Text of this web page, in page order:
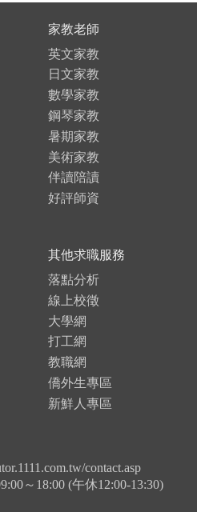
家教老師
英文家教
日文家教
數學家教
鋼琴家教
暑期家教
美術家教
伴讀陪讀
好評師資
其他求職服務
落點分析
線上校徵
大學網
打工網
教職網
僑外生專區
新鮮人專區
contact.asp
～18:00 (午休12:00-13:30)